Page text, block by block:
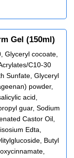
Gel (150ml)
Glyceryl cocoate,
C10-30
Sunfate, Glyceryl
powder,
acid,
guar, Sodium
Castor Oil,
Edta,
Butyl